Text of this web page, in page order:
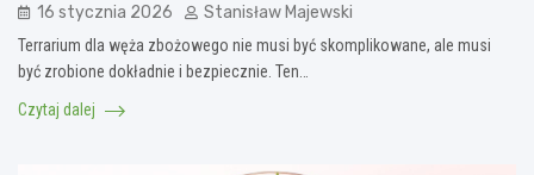
16 stycznia 2026 Stanisław Majewski
Terrarium dla węża zbożowego nie musi być skomplikowane, ale musi
być zrobione dokładnie i bezpiecznie. Ten…
Czytaj dalej